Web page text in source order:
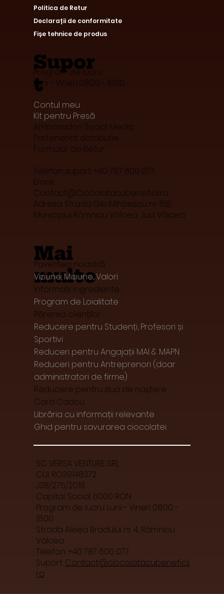
Supor
t
Mai
multe
Program de lucru:
Luni - Vineri 08:00 - 18:00
Contul meu
Kit pentru Presă
Ambasadori Social Media
Parteneriat distributie
Formular de Retur
Telefon suport: +40 787 600 077
Email:
Contact@Ciocolatacubeneficii.ro
Adresa: Strada Gib Mihăescu nr 15B,
Municipiul Râmnicu Vâlcea, Jud. Vâlcea
Povestea noastră
Viziune, Misiune, Valori
Informații ingrediente
Program de Loialitate
Părerea clienților
Reducere pentru Studenți, Profesori și
Sportivi
Reduceri pentru Angajații MAI & MAPN
Reduceri pentru Antreprenori (doar
administratori de firme)
Reducere pentru ziua de naștere
Card Cadou
Librăria cu informații relevante
Ghid pentru savurarea ciocolatei
Politica de Retur
Declarații de conformitate
Fișe tehnice de produs
SC VERSA VENTURE SRL
CUI: RO39148372
J38/275/2018
Capital Social: 6000 RON
Program de lucru: Luni - Vineri 08:00 -
18:00
Strada Aleea Bradului nr 4, Râmnicu
Vâlcea
Telefon: +40 787 600 077
Suport: Contact@ciocolatacubeneficii.
ro